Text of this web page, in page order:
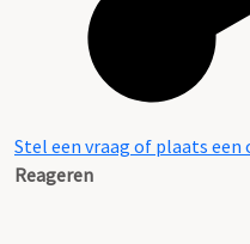
Stel een vraag of plaats
Reageren